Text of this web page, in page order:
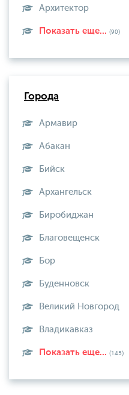
Архитектор
Показать еще... (90)
Города
Армавир
Абакан
Бийск
Архангельск
Биробиджан
Благовещенск
Бор
Буденновск
Великий Новгород
Владикавказ
Показать еще... (145)